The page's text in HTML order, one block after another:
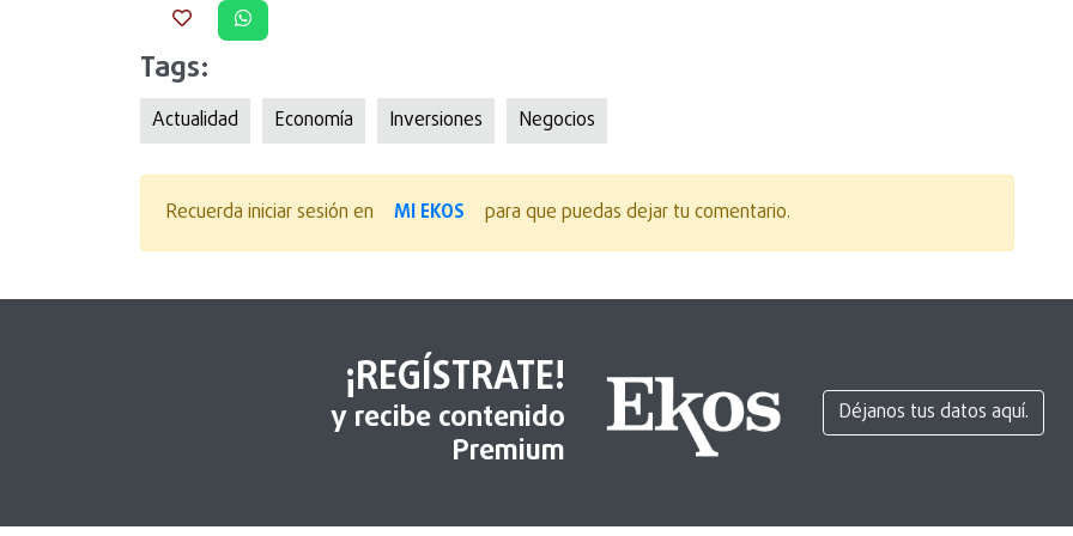
Tags:
Actualidad Economía Inversiones Negocios
Recuerda iniciar sesión en MI EKOS para que puedas dejar tu comentario.
¡REGÍSTRATE!
y recibe contenido
Premium
Déjanos tus datos aquí.